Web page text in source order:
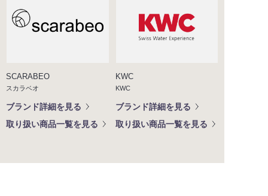
SCARABEO
スカラベオ
ブランド詳細を見る
取り扱い商品一覧を見る
KWC
KWC
ブランド詳細を見る
取り扱い商品一覧を見る